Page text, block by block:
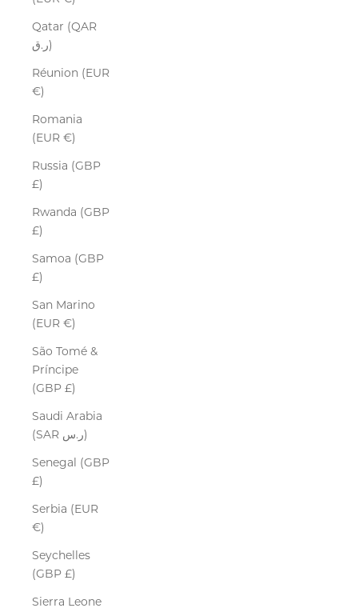
Qatar (QAR
ر.ق)
Réunion (EUR
€)
Romania
(EUR €)
Russia (GBP
£)
Rwanda (GBP
£)
Samoa (GBP
£)
San Marino
(EUR €)
São Tomé &
Príncipe
(GBP £)
Saudi Arabia
(SAR ر.س)
Senegal (GBP
£)
Serbia (EUR
€)
Seychelles
(GBP £)
Sierra Leone